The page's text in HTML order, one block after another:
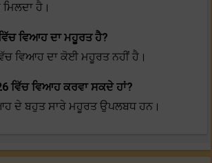
ਹੈ।
ਵਿਆਹ ਦਾ ਮਹੂਰਤ ਹੈ?
ਵਿਆਹ ਦਾ ਕੋਈ ਮਹੂਰਤ ਨਹੀਂ ਹੈ।
ਵਿੱਚ ਵਿਆਹ ਕਰਵਾ ਸਕਦੇ ਹਾਂ?
ਦੇ ਬਹੁਤ ਸਾਰੇ ਮਹੂਰਤ ਉਪਲਬਧ ਹਨ।